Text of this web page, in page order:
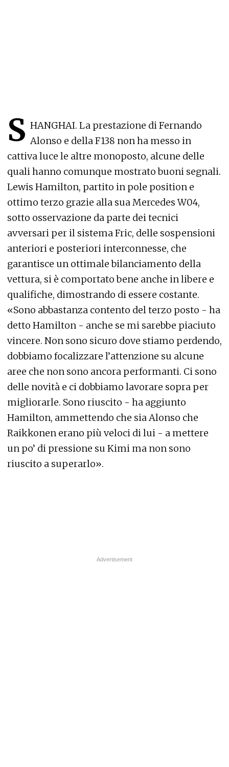
S HANGHAI. La prestazione di Fernando
Alonso e della F138 non ha messo in
cattiva luce le altre monoposto, alcune delle
quali hanno comunque mostrato buoni segnali.
Lewis Hamilton, partito in pole position e
ottimo terzo grazie alla sua Mercedes W04,
sotto osservazione da parte dei tecnici
avversari per il sistema Fric, delle sospensioni
anteriori e posteriori interconnesse, che
garantisce un ottimale bilanciamento della
vettura, si è comportato bene anche in libere e
qualifiche, dimostrando di essere costante.
«Sono abbastanza contento del terzo posto - ha
detto Hamilton - anche se mi sarebbe piaciuto
vincere. Non sono sicuro dove stiamo perdendo,
dobbiamo focalizzare l’attenzione su alcune
aree che non sono ancora performanti. Ci sono
delle novità e ci dobbiamo lavorare sopra per
migliorarle. Sono riuscito - ha aggiunto
Hamilton, ammettendo che sia Alonso che
Raikkonen erano più veloci di lui - a mettere
un po’ di pressione su Kimi ma non sono
riuscito a superarlo».